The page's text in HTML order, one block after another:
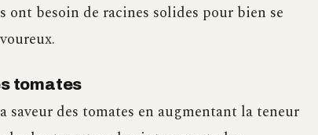
besoin de racines solides pour bien se
tomates
des tomates en augmentant la teneur